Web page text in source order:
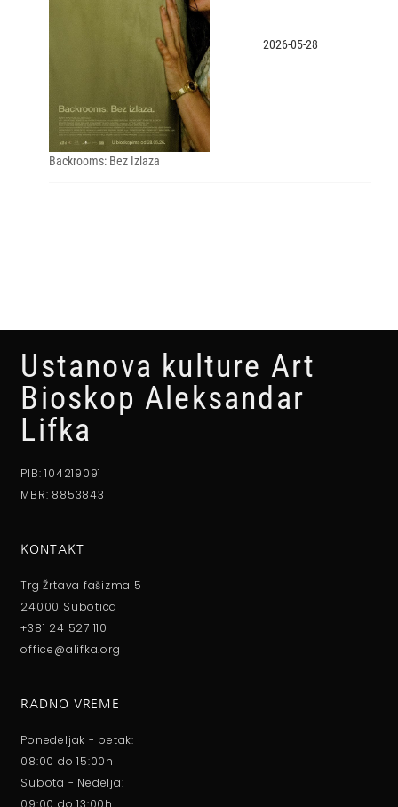
Backrooms: Bez Izlaza
2026-05-28
Ustanova kulture Art
Bioskop Aleksandar
Lifka
PIB: 104219091
MBR: 8853843
KONTAKT
Trg Žrtava fašizma 5
24000 Subotica
+381 24 527 110
office@alifka.org
RADNO VREME
Ponedeljak - petak:
08:00 do 15:00h
Subota - Nedelja:
09:00 do 13:00h